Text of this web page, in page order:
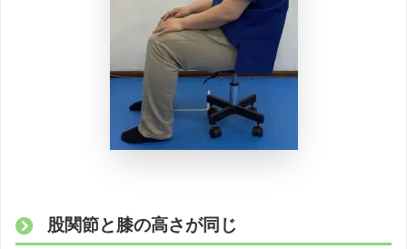
股関節と膝の高さが同じ